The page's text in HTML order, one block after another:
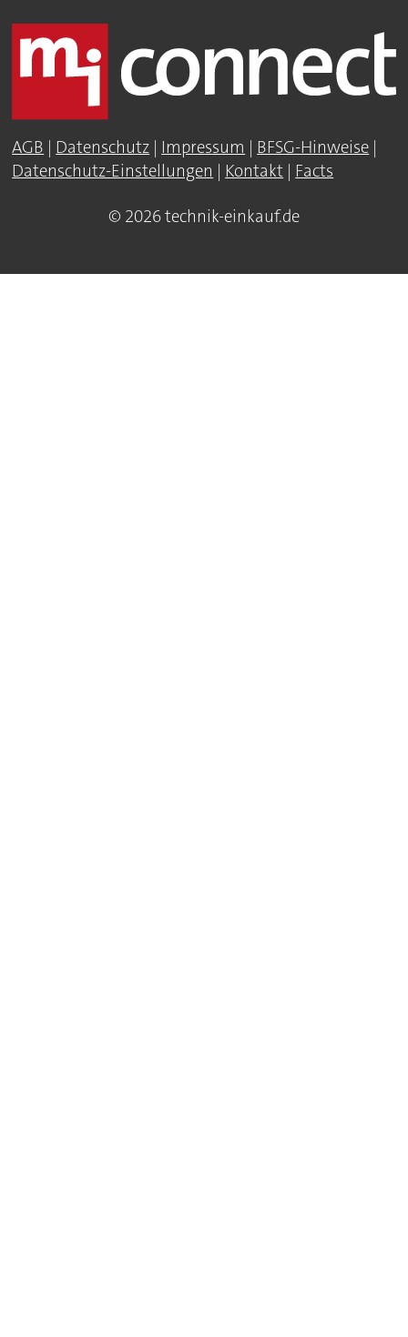
AGB | Datenschutz | Impressum | BFSG-Hinweise |
Datenschutz-Einstellungen | Kontakt | Facts
© 2026 technik-einkauf.de